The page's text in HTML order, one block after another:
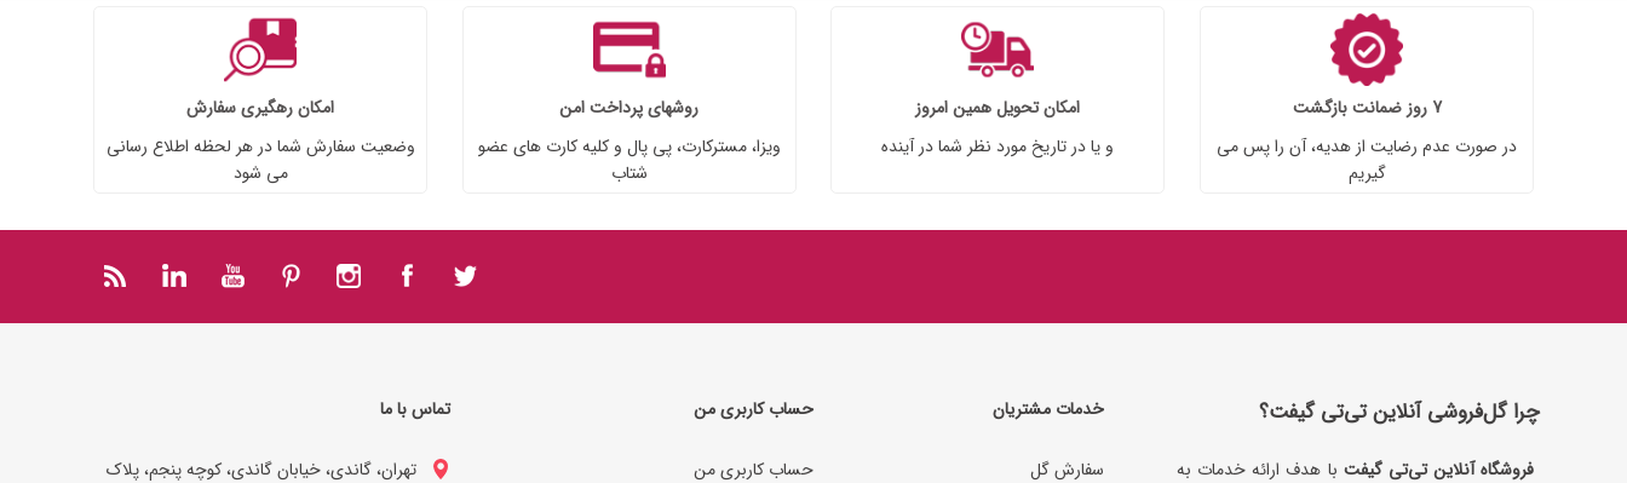
7 روز ضمانت بازگشت
در صورت عدم رضایت از هدیه، آن را پس می
گیریم
امکان تحویل همین امروز
و یا در تاریخ مورد نظر شما در آینده
روشهای پرداخت امن
ویزا، مسترکارت، پی پال و کلیه کارت های عضو
شتاب
امکان رهگیری سفارش
وضعیت سفارش شما در هر لحظه اطلاع رسانی
می شود
چرا گل‌فروشی آنلاین تی‌تی گیفت؟
فروشگاه آنلاین تی‌تی گیفت با هدف ارائه خدمات به
خدمات مشتریان
سفارش گل
حساب کاربری من
حساب کاربری من
تماس با ما
تهران، گاندی، خیابان گاندی، کوچه پنجم، پلاک